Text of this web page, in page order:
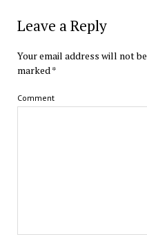
Leave a Reply
Your email address will not
marked *
Comment